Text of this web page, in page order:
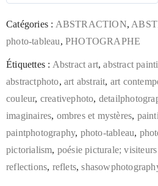
Catégories : ABSTRACTION,
photo-tableau,PHOTOGRAPHE
Étiquettes : Abstract art,abstract
abstractphoto,art abstrait, art
couleur, creativephoto,
imaginaires, ombres et mystères,
paintphotography, photo-tableau,
pictorialism, poésie picturale;
reflections, reflets,